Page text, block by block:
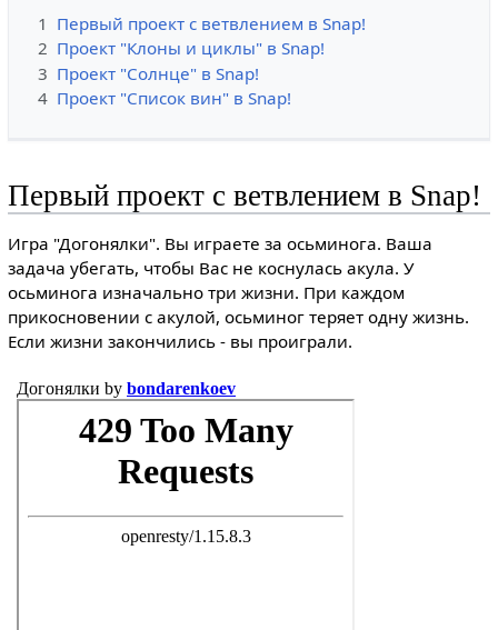
1 Первый проект с ветвлением в Snap!
2 Проект "Клоны и циклы" в Snap!
3 Проект "Солнце" в Snap!
4 Проект "Список вин" в Snap!
Первый проект с ветвлением в Snap!
Игра "Догонялки". Вы играете за осьминога. Ваша
задача убегать, чтобы Вас не коснулась акула. У
осьминога изначально три жизни. При каждом
прикосновении с акулой, осьминог теряет одну жизнь.
Если жизни закончились - вы проиграли.